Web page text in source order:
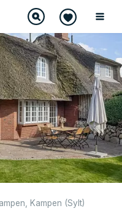
Kampen (Sylt)